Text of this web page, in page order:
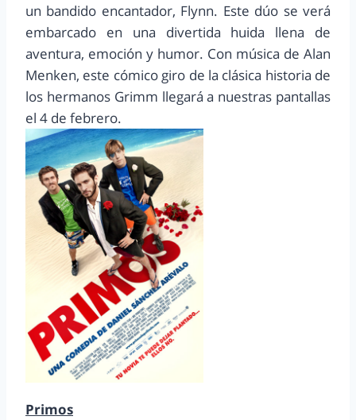
un bandido encantador, Flynn. Este dúo se verá
embarcado en una divertida huida llena de
aventura, emoción y humor. Con música de Alan
Menken, este cómico giro de la clásica historia de
los hermanos Grimm llegará a nuestras pantallas
el 4 de febrero.
Primos